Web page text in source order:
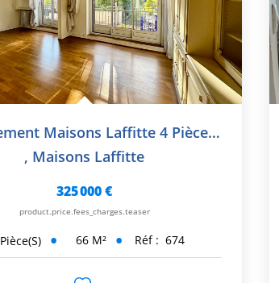
Appartement Maisons Laffitte 4 Pièce(s) 65 M2
, Maisons Laffitte
325 000 €
product.price.fees_charges.teaser
Pièce(s) 66 M² Réf : 674